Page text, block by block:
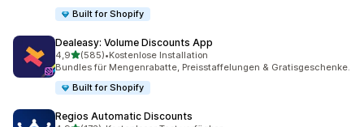
Built for Shopify
Dealeasy: Volume Discounts App
4,9von 5 Sternen
(585)
585 Rezensionen insgesamt
•Kostenlose Installation
Bundles für Mengenrabatte, Preisstaffelungen & Gratisgeschenke.
Built for Shopify
Regios Automatic Discounts